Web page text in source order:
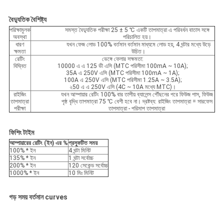
বৈদ্যুতিকবৈশিষ্ট্য
পরিক্ষামুলক
অবস্থা
সমস্ত বৈদ্যুতিক পরীক্ষা 25 ± 5 ℃ একটি তাপমাত্রা এ পরিবর্ধন বাতাস সঙ্গে
পরিচালিত হয়।
ধারণ
ক্ষমতা
যখন ফেজ লোড 100% বর্তমান বর্তমান মাধ্যমে লোড হয়, 4 ঘন্টার মধ্যে উড়ে
উচিত।
রেটিং
বিঘ্নিত
ভেঙ্গে ফেলার সক্ষমতা:
10000 এ এ 125 ভী এসি (MTC পরিসীমা 100mA ~ 10A);
35A এ 250V এসি (MTC পরিসীমা 100mA ~ 1A);
100A এ 250V এসি (MTC পরিসীমা 1.25A ~ 3.5A);
২50 এ এ 250V এসি (4C ~ 10A মধ্যে MTC)।
রাইজিং
তাপমাত্রা
পরীক্ষা
যখন আম্পায়ার রেটিং 100% বার তাপীয় ব্যালেন্স পৌঁছনের পরে ফিউজ পাস, ফিউজ
পৃষ্ঠ বৃদ্ধি তাপমাত্রা 75 ℃ বেশী হবে না। দ্রষ্টব্য: রাইজিং তাপমাত্রা = সারফেস
তাপমাত্রা - পরিমাপ তাপমাত্রা
ফিশিং টাইম
আম্পায়ারের রেটিং (ইন) এর %প্রস্ফুটিত সময়
100% * ইন
4 ঘন্টা মিনিট
135% * ইন
1 ঘন্টা সর্বোচ্চ
200% * ইন
120 সেকেন্ড সর্বোচ্চ
1000% * ইন
10 মিঃ মিনিট
গড় সময় বর্তমান curves